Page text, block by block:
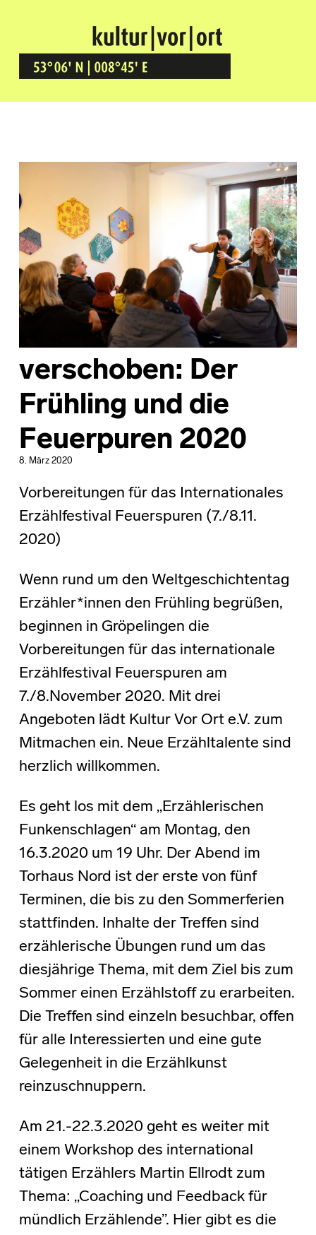
Kultur Vor Ort
BREMEN GRÖPELINGEN
verschoben: Der
Frühling und die
Feuerpuren 2020
8. März 2020
Vorbereitungen für das Internationales
Erzählfestival Feuerspuren (7./8.11.
2020)
Wenn rund um den Weltgeschichtentag
Erzähler*innen den Frühling begrüßen,
beginnen in Gröpelingen die
Vorbereitungen für das internationale
Erzählfestival Feuerspuren am
7./8.November 2020. Mit drei
Angeboten lädt Kultur Vor Ort e.V. zum
Mitmachen ein. Neue Erzähltalente sind
herzlich willkommen.
Es geht los mit dem „Erzählerischen
Funkenschlagen“ am Montag, den
16.3.2020 um 19 Uhr. Der Abend im
Torhaus Nord ist der erste von fünf
Terminen, die bis zu den Sommerferien
stattfinden. Inhalte der Treffen sind
erzählerische Übungen rund um das
diesjährige Thema, mit dem Ziel bis zum
Sommer einen Erzählstoff zu erarbeiten.
Die Treffen sind einzeln besuchbar, offen
für alle Interessierten und eine gute
Gelegenheit in die Erzählkunst
reinzuschnuppern.
Am 21.-22.3.2020 geht es weiter mit
einem Workshop des international
tätigen Erzählers Martin Ellrodt zum
Thema: „Coaching und Feedback für
mündlich Erzählende”. Hier gibt es die